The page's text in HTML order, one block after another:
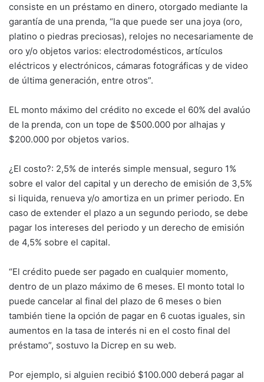
consiste en un préstamo en dinero, otorgado mediante la
garantía de una prenda, “la que puede ser una joya (oro,
platino o piedras preciosas), relojes no necesariamente de
oro y/o objetos varios: electrodomésticos, artículos
eléctricos y electrónicos, cámaras fotográficas y de video
de última generación, entre otros”.
EL monto máximo del crédito no excede el 60% del avalúo
de la prenda, con un tope de $500.000 por alhajas y
$200.000 por objetos varios.
¿El costo?: 2,5% de interés simple mensual, seguro 1%
sobre el valor del capital y un derecho de emisión de 3,5%
si liquida, renueva y/o amortiza en un primer periodo. En
caso de extender el plazo a un segundo periodo, se debe
pagar los intereses del periodo y un derecho de emisión
de 4,5% sobre el capital.
“El crédito puede ser pagado en cualquier momento,
dentro de un plazo máximo de 6 meses. El monto total lo
puede cancelar al final del plazo de 6 meses o bien
también tiene la opción de pagar en 6 cuotas iguales, sin
aumentos en la tasa de interés ni en el costo final del
préstamo”, sostuvo la Dicrep en su web.
Por ejemplo, si alguien recibió $100.000 deberá pagar al